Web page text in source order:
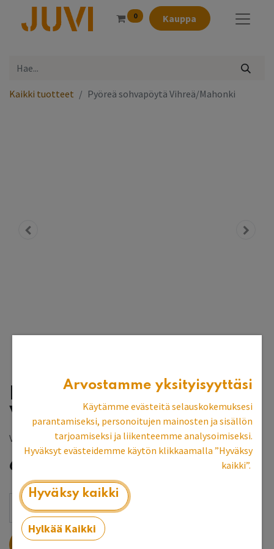
0 Kauppa
Kaikki tuotteet Pyöreä sohvapöytä Vihreä/Mahonki
Pyöreä sohvapöytä
Vihreä/Mahonki
Vantaan myymälän esittelykpl
636,65
LISÄÄ OSTOSKORIIN
Arvostamme yksityisyyttäsi
Käytämme evästeitä selauskokemuksesi
parantamiseksi, personoitujen mainosten ja sisällön
tarjoamiseksi ja liikenteemme analysoimiseksi.
Hyväksyt evästeidemme käytön klikkaamalla ”Hyväksy
kaikki”.
Hyväksy kaikki
Hylkää Kaikki